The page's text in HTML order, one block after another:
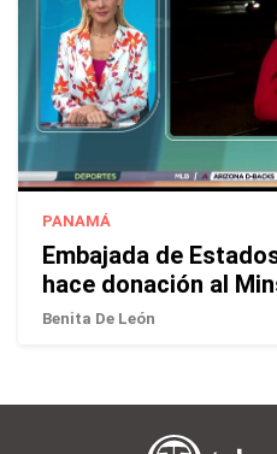
PANAMÁ
Embajada de
hace donación al
Benita De León